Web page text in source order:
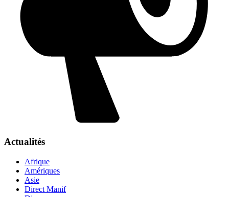
Actualités
Afrique
Amériques
Asie
Direct Manif